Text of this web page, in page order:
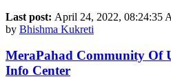
Last post: April 24, 2022, 08:24:35
by Bhishma Kukreti
MeraPahad Community Of
Info Center